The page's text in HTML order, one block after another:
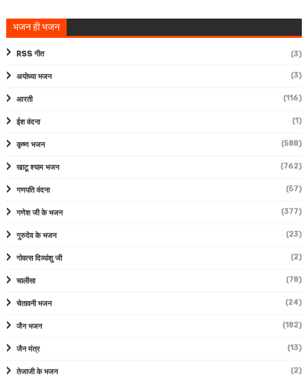
भजन ही भजन
RSS गीत (3)
अयोध्या भजन (3)
आरती (116)
ईश वंदना (1)
कृष्ण भजन (588)
खाटू श्याम भजन (762)
गणपति वंदना (57)
गणेश जी के भजन (377)
गुरुदेव के भजन (23)
गोवत्स दिव्यांशु जी (2)
चालीसा (78)
चेतावनी भजन (24)
जैन भजन (182)
जैन मंत्र (13)
तेजाजी के भजन (2)